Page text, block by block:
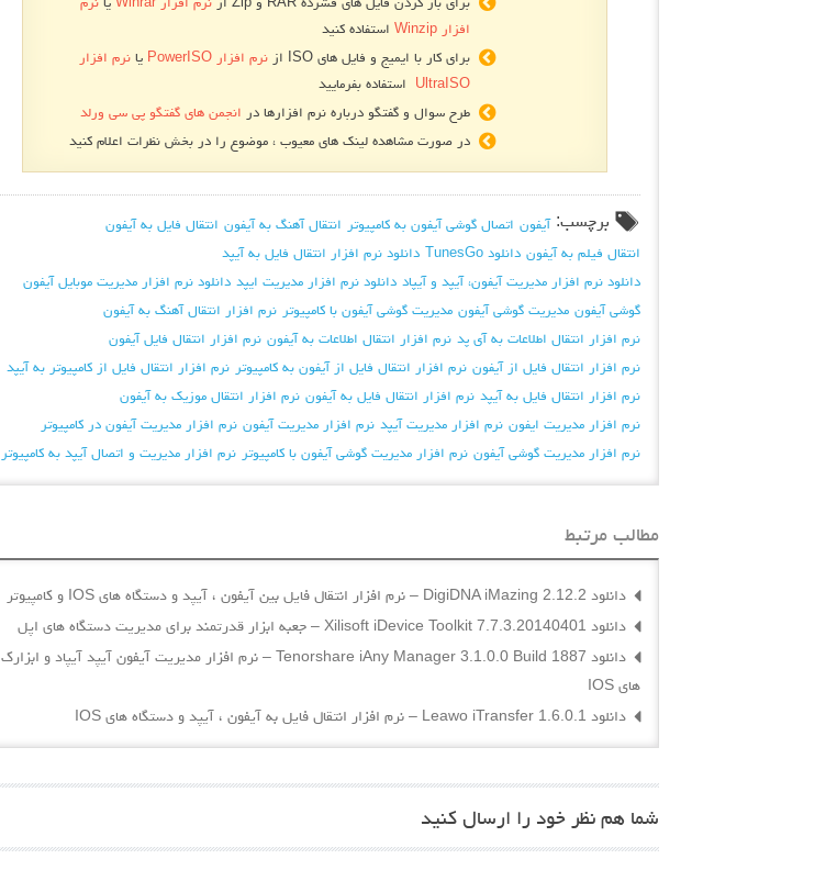
افزار Winzip
استفاده کنید
برای کار با ایمیج و فایل های ISO از
نرم افزار PowerISO یا نرم افزار
UltraISO استفاده بفرمایید
طرح سوال و گفتگو درباره نرم افزارها در انجمن های گفتگو پی سی ورلد
در صورت مشاهده لینک های معیوب ، موضوع را در بخش نظرات اعلام کنید
برچسب: آیفون اتصال گوشی آیفون به کامپیوتر انتقال آهنگ به آیفون انتقال فایل به آیفون
انتقال فیلم به آیفون دانلود TunesGo
دانلود نرم افزار انتقال فایل به آیپد
دانلود نرم افزار مدیریت آیفون، آیپد و آیپاد دانلود نرم افزار مدیریت ایپد دانلود نرم افزار مدیریت موبایل آیفون
گوشی آیفون مدیریت گوشی آیفون مدیریت گوشی آیفون با کامپیوتر نرم افزار انتقال آهنگ به آیفون
نرم افزار انتقال اطلاعات به آی پد نرم افزار انتقال اطلاعات به آیفون نرم افزار انتقال فایل آیفون
نرم افزار انتقال فایل از آیفون نرم افزار انتقال فایل از آیفون به کامپیوتر نرم افزار انتقال فایل از کامپیوتر به آیپد
نرم افزار انتقال فایل به آیپد نرم افزار انتقال فایل به آیفون نرم افزار انتقال موزیک به آیفون
نرم افزار مديريت ايفون نرم افزار مدیریت آیپد نرم افزار مدیریت آیفون نرم افزار مدیریت آیفون در کامپیوتر
نرم افزار مدیریت گوشی آیفون نرم افزار مدیریت گوشی آیفون با کامپیوتر نرم افزار مدیریت و اتصال آیپد به کامپیوتر
مطالب مرتبط
دانلود DigiDNA iMazing 2.12.2 – نرم افزار انتقال فایل بین آیفون ، آیپد و دستگاه های IOS و کامپیوتر
دانلود Xilisoft iDevice Toolkit 7.7.3.20140401 – جعبه ابزار قدرتمند برای مدیریت دستگاه های اپل
دانلود Tenorshare iAny Manager 3.1.0.0 Build 1887 – نرم افزار مدیریت آیفون آیپد آیپاد و ابزارک
های IOS
دانلود Leawo iTransfer 1.6.0.1 – نرم افزار انتقال فایل به آیفون ، آیپد و دستگاه های IOS
شما هم نظر خود را ارسال کنید